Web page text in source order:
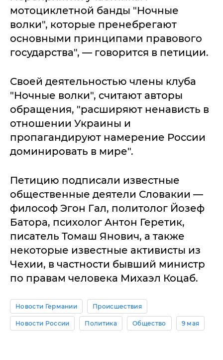
мотоциклетной банды "Ночные
волки", которые пренебрегают
основными принципами правового
государства", — говорится в петиции.
Своей деятельностью члены клуба
"Ночные волки", считают авторы
обращения, "расширяют ненависть в
отношении Украины и
пропагандируют намерение России
доминировать в мире".
Петицию подписали известные
общественные деятели Словакии —
философ Эгон Гал, политолог Йозеф
Батора, психолог Антон Геретик,
писатель Томаш Янович, а также
некоторые известные активисты из
Чехии, в частности бывший министр
по правам человека Михаэл Коцаб.
Новости Германии Происшествия
Новости России Политика Общество 9 мая